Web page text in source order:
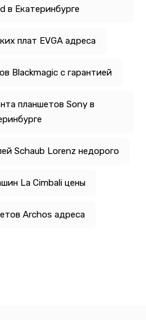
в Екатеринбурге
плат EVGA адреса
Blackmagic с гарантией
планшетов Sony в
Schaub Lorenz недорого
La Cimbali цены
Archos адреса